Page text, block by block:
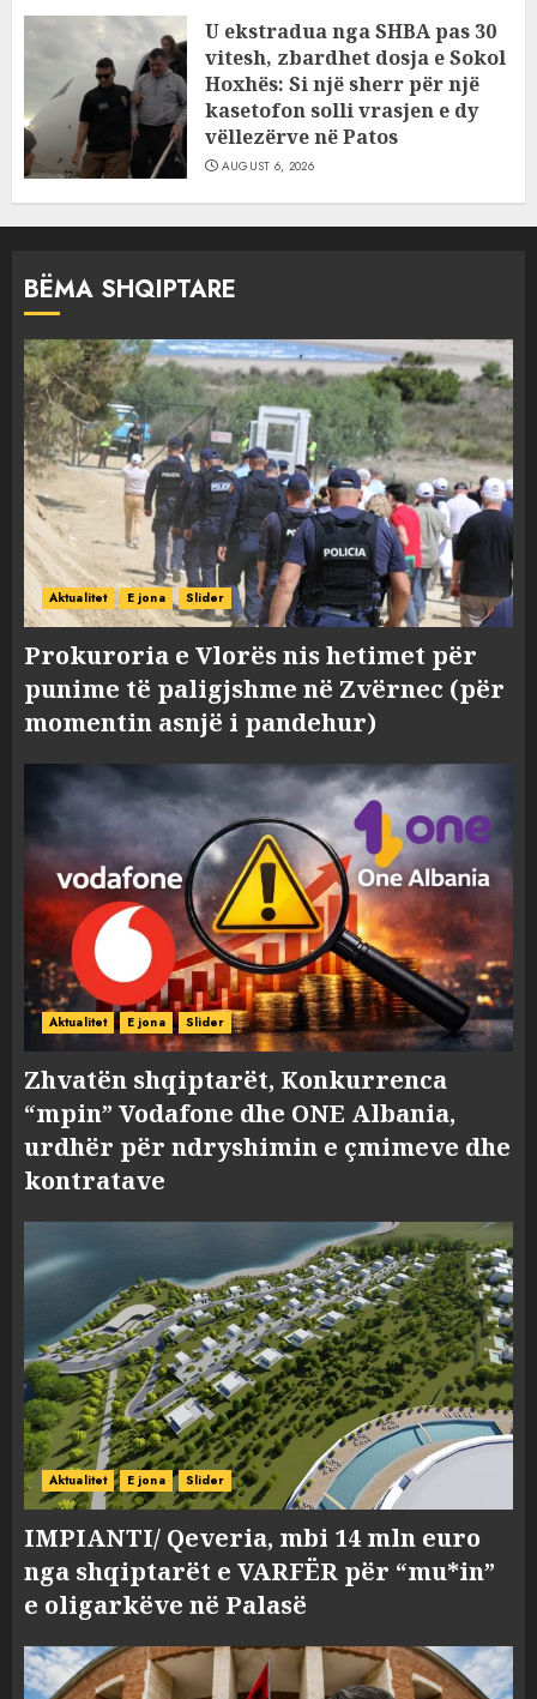
U ekstradua nga SHBA pas 30
vitesh, zbardhet dosja e Sokol
Hoxhës: Si një sherr për një
kasetofon solli vrasjen e dy
vëllezërve në Patos
AUGUST 6, 2026
BËMA SHQIPTARE
Aktualitet E jona Slider
Prokuroria e Vlorës nis hetimet për
punime të paligjshme në Zvërnec (për
momentin asnjë i pandehur)
Aktualitet E jona Slider
Zhvatën shqiptarët, Konkurrenca
“mpin” Vodafone dhe ONE Albania,
urdhër për ndryshimin e çmimeve dhe
kontratave
Aktualitet E jona Slider
IMPIANTI/ Qeveria, mbi 14 mln euro
nga shqiptarët e VARFËR për “mu*in”
e oligarkëve në Palasë